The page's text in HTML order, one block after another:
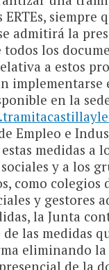
siempre
admitirá la
los
a estos
implementarse
en la
Empleo e
medidas a
y a los
como colegios
y gestores
la Junta
las medidas
eliminando
de la